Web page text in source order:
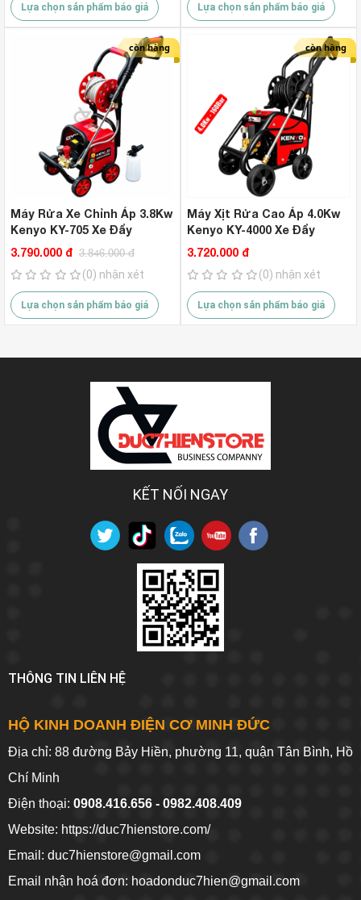
Lựa chọn sản phẩm báo giá Lựa chọn sản phẩm báo giá
còn hàng
Máy Rửa Xe Chỉnh Áp 3.8Kw
Kenyo KY-705 Xe Đẩy
3.790.000 đ 3.846.000 đ
(0) nhận xét
Lựa chọn sản phẩm báo giá
còn hàng
Máy Xịt Rửa Cao Áp 4.0Kw
Kenyo KY-4000 Xe Đẩy
3.720.000 đ
(0) nhận xét
Lựa chọn sản phẩm báo giá
KẾT NỐI NGAY
THÔNG TIN LIÊN HỆ
HỘ KINH DOANH ĐIỆN CƠ MINH ĐỨC
Địa chỉ: 88 đường Bảy Hiền, phường 11, quận Tân Bình, Hồ
Chí Minh
Điện thoại: 0908.416.656 - 0982.408.409
Website: https://duc7hienstore.com/
Email: duc7hienstore@gmail.com
Email nhận hoá đơn: hoadonduc7hien@gmail.com